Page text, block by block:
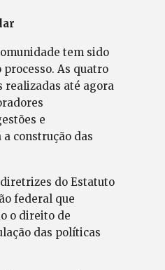
tem sido
As quatro
realizadas até agora
e
construção das
do Estatuto
federal que
o direito de
das políticas